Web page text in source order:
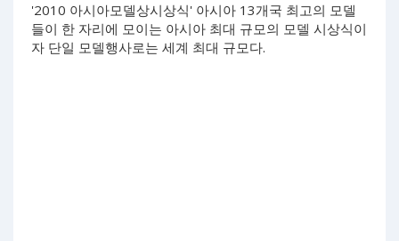
'2010 아시아모델상시상식' 아시아 13개국 최고의 모델
들이 한 자리에 모이는 아시아 최대 규모의 모델 시상식이
자 단일 모델행사로는 세계 최대 규모다.